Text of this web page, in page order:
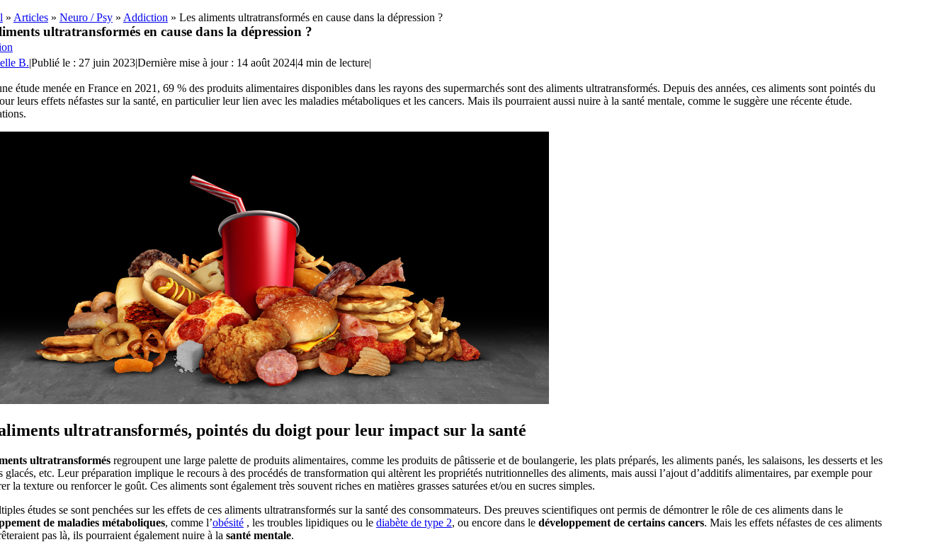
» Articles» Neuro / Psy» Addiction » Les aliments ultratransformés en cause dans la dépression ?
ultratransformés en cause dans la dépression ?
B.|Publié le : 27 juin 2023|Dernière mise à jour : 14 août 2024|4 min de lecture|
étude menée en France en 2021, 69 % des produits alimentaires disponibles dans les rayons des supermarchés sont des aliments ultratransformés. Depuis des années, ces aliments sont pointés du
leurs effets néfastes sur la santé, en particulier leur lien avec les maladies métaboliques et les cancers. Mais ils pourraient aussi nuire à la santé mentale, comme le suggère une récente étude.
ultratransformés, pointés du doigt pour leur impact sur la santé
ultratransformésregroupent une large palette de produits alimentaires, comme les produits de pâtisserie et de boulangerie, les plats préparés, les aliments panés, les salaisons, les desserts et les
glacés, etc. Leur préparation implique le recours à des procédés de transformation qui altèrent les propriétés nutritionnelles des aliments, mais aussi l’ajout d’additifs alimentaires, par exemple pour
la texture ou renforcer le goût. Ces aliments sont également très souvent riches en matières grasses saturées et/ou en sucres simples.
études se sont penchées sur les effets de ces aliments ultratransformés sur la santé des consommateurs. Des preuves scientifiques ont permis de démontrer le rôle de ces aliments dans le
de maladies métaboliques, comme l’obésité, les troubles lipidiques ou le diabète de type 2, ou encore dans le développement de certains cancers. Mais les effets néfastes de ces aliments
pas là, ils pourraient également nuire à la santé mentale.